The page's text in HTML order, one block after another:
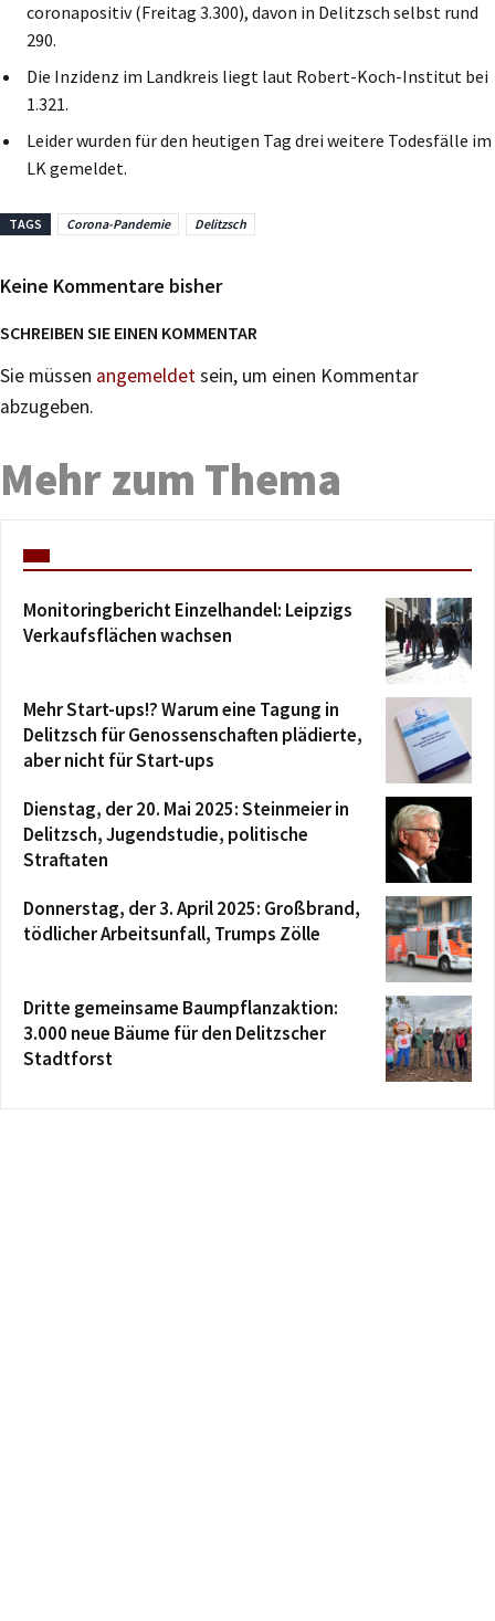
coronapositiv (Freitag 3.300), davon in Delitzsch selbst rund
290.
Die Inzidenz im Landkreis liegt laut Robert-Koch-Institut bei
1.321.
Leider wurden für den heutigen Tag drei weitere Todesfälle im
LK gemeldet.
TAGS Corona-Pandemie Delitzsch
Keine Kommentare bisher
SCHREIBEN SIE EINEN KOMMENTAR
Sie müssen angemeldetsein, um einen Kommentar
abzugeben.
Mehr zum Thema
Monitoringbericht Einzelhandel: Leipzigs
Verkaufsflächen wachsen
Mehr Start-ups!? Warum eine Tagung in
Delitzsch für Genossenschaften plädierte,
aber nicht für Start-ups
Dienstag, der 20. Mai 2025: Steinmeier in
Delitzsch, Jugendstudie, politische
Straftaten
Donnerstag, der 3. April 2025: Großbrand,
tödlicher Arbeitsunfall, Trumps Zölle
Dritte gemeinsame Baumpflanzaktion:
3.000 neue Bäume für den Delitzscher
Stadtforst